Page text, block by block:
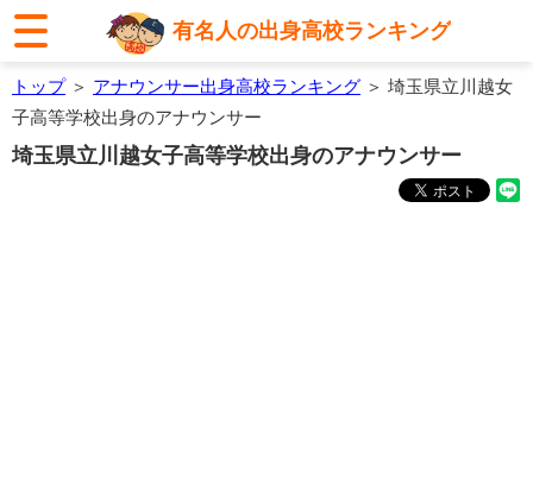
有名人の出身高校ランキング
トップ＞ アナウンサー出身高校ランキング ＞ 埼玉県立川越女
子高等学校出身のアナウンサー
埼玉県立川越女子高等学校出身のアナウンサー